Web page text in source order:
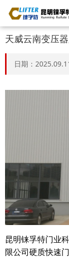
天威云南变压
日期：
昆明铼孚特门业
限公司硬质快速